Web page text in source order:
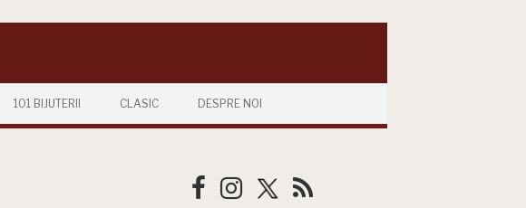
101 BIJUTERII CLASIC DESPRE NOI